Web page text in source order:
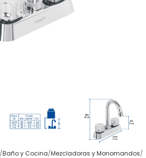
Baño y Cocina Mezcladoras y Monomandos